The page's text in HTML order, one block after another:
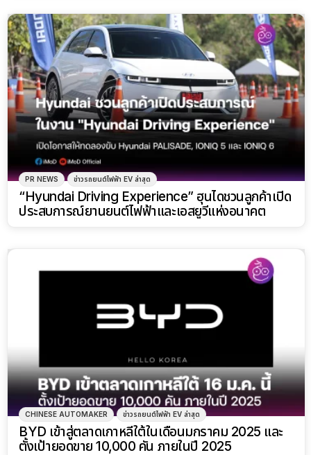
PR NEWS ข่าวรถยนต์ไฟฟ้า EV ล่าสุด
“Hyundai Driving Experience” ฮุนไดชวนลูกค้าเปิด
ประสบการณ์ยานยนต์ไฟฟ้าและเอสยูวีแห่งอนาคต
CHINESE AUTOMAKER ข่าวรถยนต์ไฟฟ้า EV ล่าสุด
BYD เข้าสู่ตลาดเกาหลีใต้ในเดือนมกราคม 2025 และ
ตั้งเป้ายอดขาย 10,000 คัน ภายในปี 2025